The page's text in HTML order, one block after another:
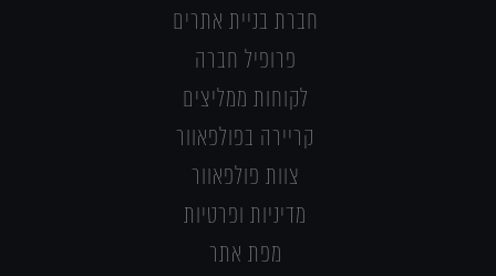
חברת בניית אתרים
פרופיל חברה
לקוחות ממליצים
קריירה בפולפאוור
צוות פולפאוור
מדיניות ופרטיות
מפת אתר